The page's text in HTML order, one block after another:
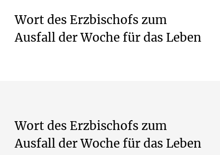
Wort des Erzbischofs zum
Ausfall der Woche für das Leben
Wort des Erzbischofs zum
Ausfall der Woche für das Leben